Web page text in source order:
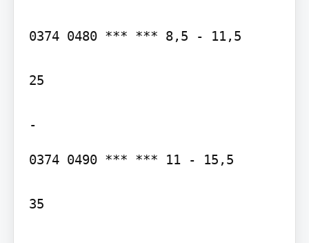
0374 0480 *** *** 8,5 - 11,5
25
0374 0490 *** *** 11 - 15,5
35